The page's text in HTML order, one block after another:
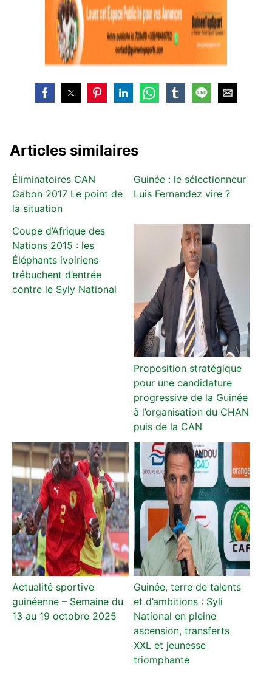
Articles similaires
Éliminatoires CAN
Gabon 2017 Le point de
la situation
Guinée : le sélectionneur
Luis Fernandez viré ?
Coupe d’Afrique des
Nations 2015 : les
Éléphants ivoiriens
trébuchent d’entrée
contre le Syly National
Proposition stratégique
pour une candidature
progressive de la Guinée
à l’organisation du CHAN
puis de la CAN
Actualité sportive
guinéenne – Semaine du
13 au 19 octobre 2025
Guinée, terre de talents
et d’ambitions : Syli
National en pleine
ascension, transferts
XXL et jeunesse
triomphante